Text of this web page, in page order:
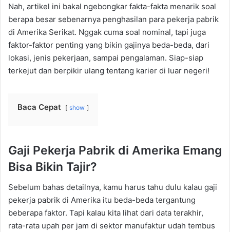
Nah, artikel ini bakal ngebongkar fakta-fakta menarik soal
berapa besar sebenarnya penghasilan para pekerja pabrik
di Amerika Serikat. Nggak cuma soal nominal, tapi juga
faktor-faktor penting yang bikin gajinya beda-beda, dari
lokasi, jenis pekerjaan, sampai pengalaman. Siap-siap
terkejut dan berpikir ulang tentang karier di luar negeri!
Baca Cepat show
Gaji Pekerja Pabrik di Amerika Emang
Bisa Bikin Tajir?
Sebelum bahas detailnya, kamu harus tahu dulu kalau gaji
pekerja pabrik di Amerika itu beda-beda tergantung
beberapa faktor. Tapi kalau kita lihat dari data terakhir,
rata-rata upah per jam di sektor manufaktur udah tembus